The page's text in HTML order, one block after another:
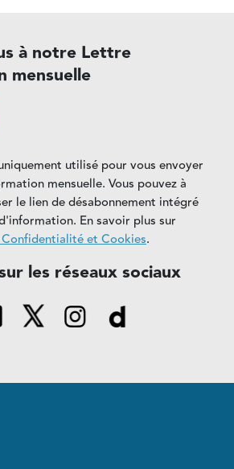
à notre Lettre
mensuelle
utilisé pour vous envoyer
mensuelle. Vous pouvez à
le lien de désabonnement intégré
En savoir plus sur
et Cookies.
les réseaux sociaux